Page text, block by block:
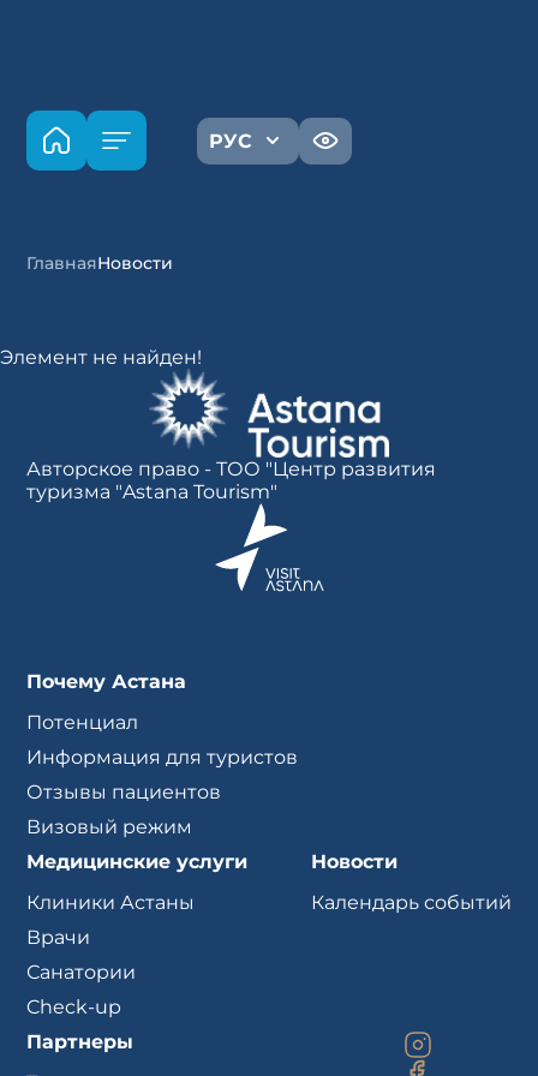
РУС
ГлавнаяНовости
Элемент не найден!
Авторское право - ТОО "Центр развития
туризма "Astana Tourism"
Почему Астана
Потенциал
Информация для туристов
Отзывы пациентов
Визовый режим
Медицинские услуги
Клиники Астаны
Врачи
Санатории
Check-up
Новости
Календарь событий
Партнеры